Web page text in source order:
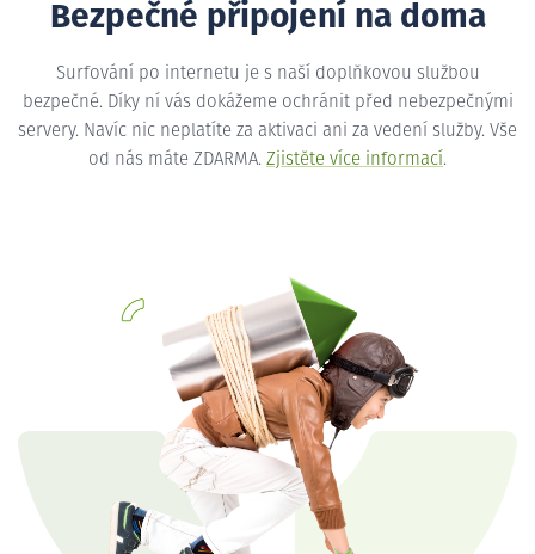
Bezpečné připojení na doma
Surfování po internetu je s naší doplňkovou službou
bezpečné. Díky ní vás dokážeme ochránit před nebezpečnými
servery. Navíc nic neplatíte za aktivaci ani za vedení služby. Vše
od nás máte ZDARMA. Zjistěte více informací.